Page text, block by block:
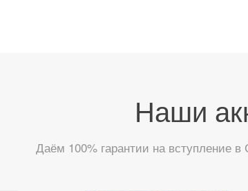
Наши
Даём 100% гарантии на вступление